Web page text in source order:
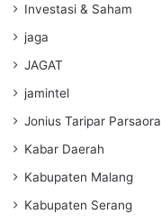
Investasi & Saham
jaga
JAGAT
jamintel
Jonius Taripar
Kabar Daerah
Kabupaten Malang
Kabupaten Serang